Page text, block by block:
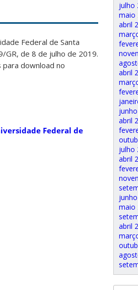
Federal de Santa
GR, de 8 de julho de 2019.
download no
Federal de
julho
maio
abril
abril
abril
julho
abril
maio
abril